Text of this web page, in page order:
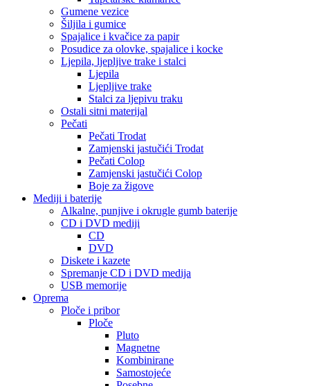
Gumene vezice
Šiljila i gumice
Spajalice i kvačice za papir
Posudice za olovke, spajalice i kocke
Ljepila, ljepljive trake i stalci
Ljepila
Ljepljive trake
Stalci za ljepivu traku
Ostali sitni materijal
Pečati
Pečati Trodat
Zamjenski jastučići Trodat
Pečati Colop
Zamjenski jastučići Colop
Boje za žigove
Mediji i baterije
Alkalne, punjive i okrugle gumb baterije
CD i DVD mediji
CD
DVD
Diskete i kazete
Spremanje CD i DVD medija
USB memorije
Oprema
Ploče i pribor
Ploče
Pluto
Magnetne
Kombinirane
Samostojeće